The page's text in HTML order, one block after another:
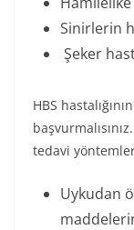
Sinirlerin
Şeker
HBS
tedavi
Uykudan